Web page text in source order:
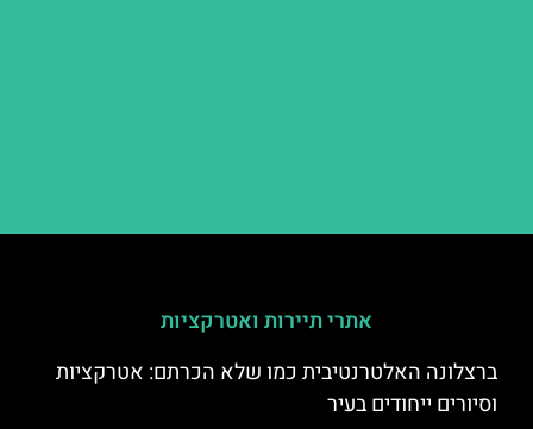
אתרי תיירות ואטרקציות
ברצלונה האלטרנטיבית כמו שלא הכרתם: אטרקציות
וסיורים ייחודים בעיר